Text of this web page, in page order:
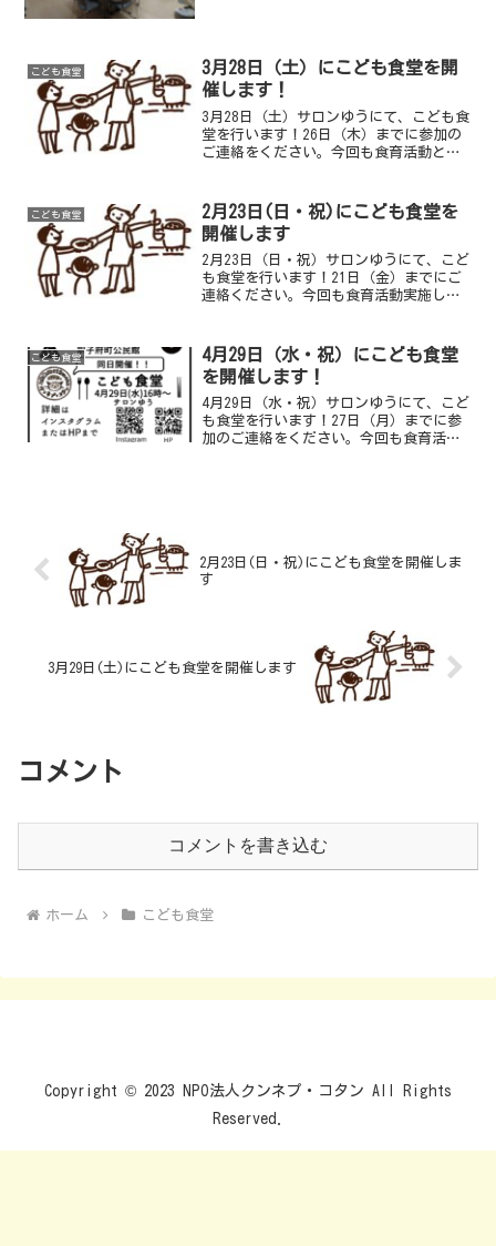
食を提供しました...
こども食堂
3月28日（土）にこども食堂を開
催します！
3月28日（土）サロンゆうにて、こども食
堂を行います！26日（木）までに参加の
ご連絡をください。今回も食育活動とし
加も可能です。希望する方は申し込み時
にご連絡ください。...
こども食堂
2月23日(日・祝)にこども食堂を
開催します
2月23日（日・祝）サロンゆうにて、こど
も食堂を行います！21日（金）までにご
連絡ください。今回も食育活動実施しま
こどものみの参加が可能です。希望する
方は申し込み時に...
こども食堂
4月29日（水・祝）にこども食堂
を開催します！
4月29日（水・祝）サロンゆうにて、こど
も食堂を行います！27日（月）までに参
加のご連絡をください。今回も食育活動
2月23日(日・祝)にこども食堂を開催しま
す
3月29日(土)にこども食堂を開催します
コメント
コメントを書き込む
ホーム こども食堂
Copyright © 2023 NPO法人クンネプ・コタン All Rights
Reserved.